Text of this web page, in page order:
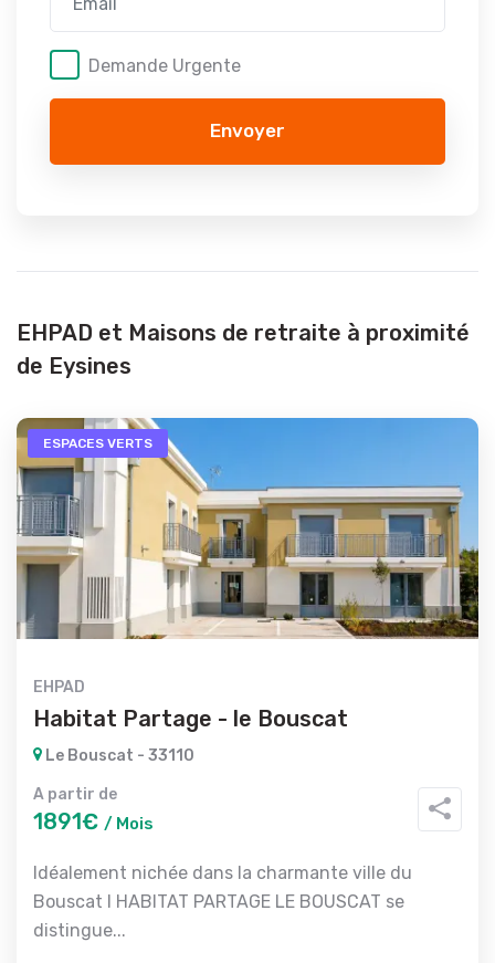
Demande Urgente
Envoyer
EHPAD et Maisons de retraite à proximité
de Eysines
ESPACES VERTS
EHPAD
Habitat Partage - le Bouscat
Le Bouscat - 33110
A partir de
1891€ / Mois
Idéalement nichée dans la charmante ville du
Bouscat l HABITAT PARTAGE LE BOUSCAT se
distingue...